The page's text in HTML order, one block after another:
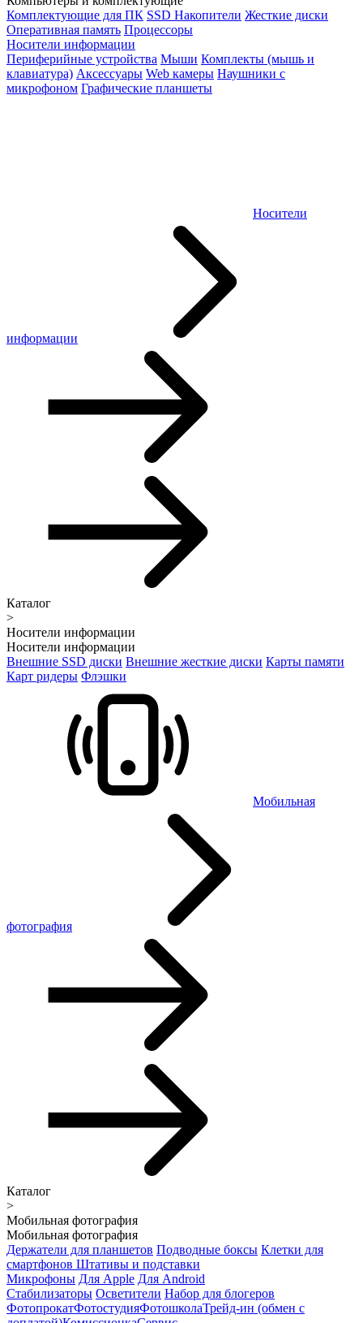
Комплектующие для ПК SSD Накопители Жесткие диски
Оперативная память Процессоры
Носители информации
Периферийные устройства Мыши Комплекты (мышь и
клавиатура) Аксессуары Web камеры Наушники с
микрофоном Графические планшеты
Носители
информации
Каталог
>
Носители информации
Носители информации
Внешние SSD диски Внешние жесткие диски Карты памяти
Карт ридеры Флэшки
Мобильная
фотография
Каталог
>
Мобильная фотография
Мобильная фотография
Держатели для планшетов Подводные боксы Клетки для
смартфонов Штативы и подставки
Микрофоны Для Apple Для Android
Стабилизаторы Осветители Набор для блогеров
ФотопрокатФотостудияФотошколаТрейд-ин (обмен с